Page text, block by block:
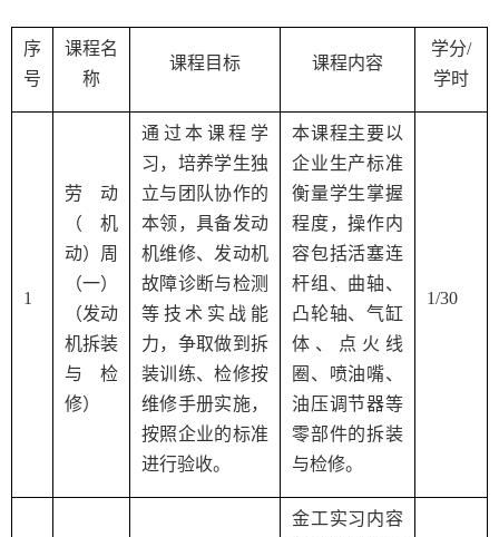
序
号
课程名
称
课程目标 课程内容
学分/
学时
1
劳动
（机
动）周
（一）
（发动
机拆装
与检
修）
通过本课程学
习，培养学生独
立与团队协作的
本领，具备发动
机维修、发动机
故障诊断与检测
等技术实战能
力，争取做到拆
装训练、检修按
维修手册实施，
按照企业的标准
进行验收。
本课程主要以
企业生产标准
衡量学生掌握
程度，操作内
容包括活塞连
杆组、曲轴、
凸轮轴、气缸
体、点火线
圈、喷油嘴、
油压调节器等
零部件的拆装
与检修。
1/30
金工实习内容